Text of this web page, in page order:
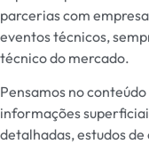
parcerias com
eventos técnicos,
técnico do mercado.
Pensamos no
informações
detalhadas, estudos